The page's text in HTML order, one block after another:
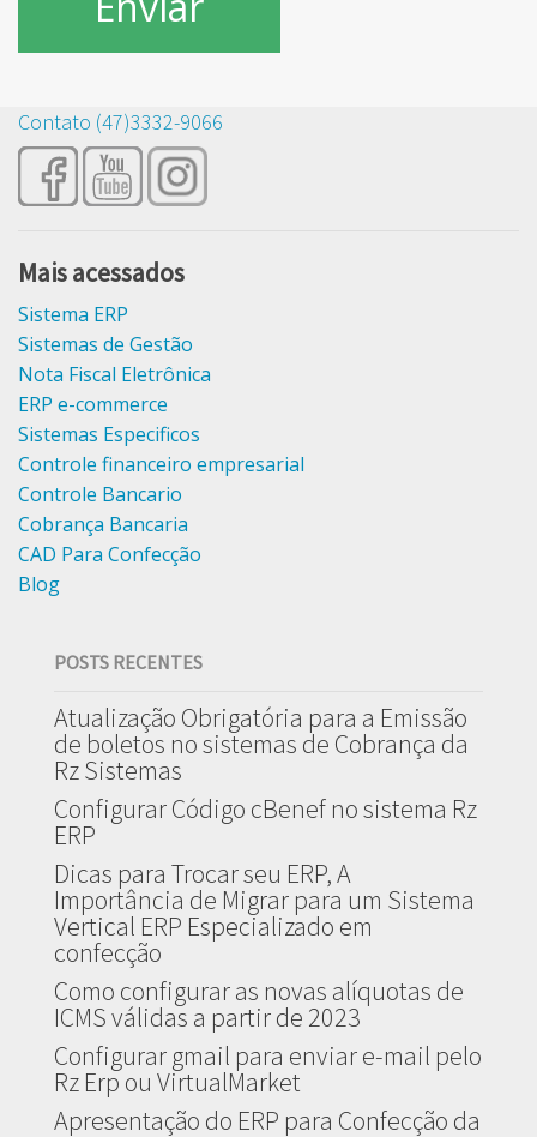
Contato (47)3332-9066
Mais acessados
Sistema ERP
Sistemas de Gestão
Nota Fiscal Eletrônica
ERP e-commerce
Sistemas Especificos
Controle financeiro empresarial
Controle Bancario
Cobrança Bancaria
CAD Para Confecção
Blog
POSTS RECENTES
Atualização Obrigatória para a Emissão
de boletos no sistemas de Cobrança da
Rz Sistemas
Configurar Código cBenef no sistema Rz
ERP
Dicas para Trocar seu ERP, A
Importância de Migrar para um Sistema
Vertical ERP Especializado em
confecção
Como configurar as novas alíquotas de
ICMS válidas a partir de 2023
Configurar gmail para enviar e-mail pelo
Rz Erp ou VirtualMarket
Apresentação do ERP para Confecção da